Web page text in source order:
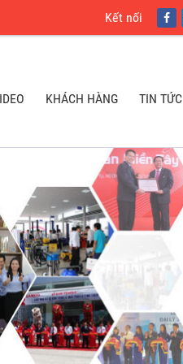
Kết nối
KHÁCH HÀNG
KHÁCH HÀNG
TIN TỨC
TIN TỨC